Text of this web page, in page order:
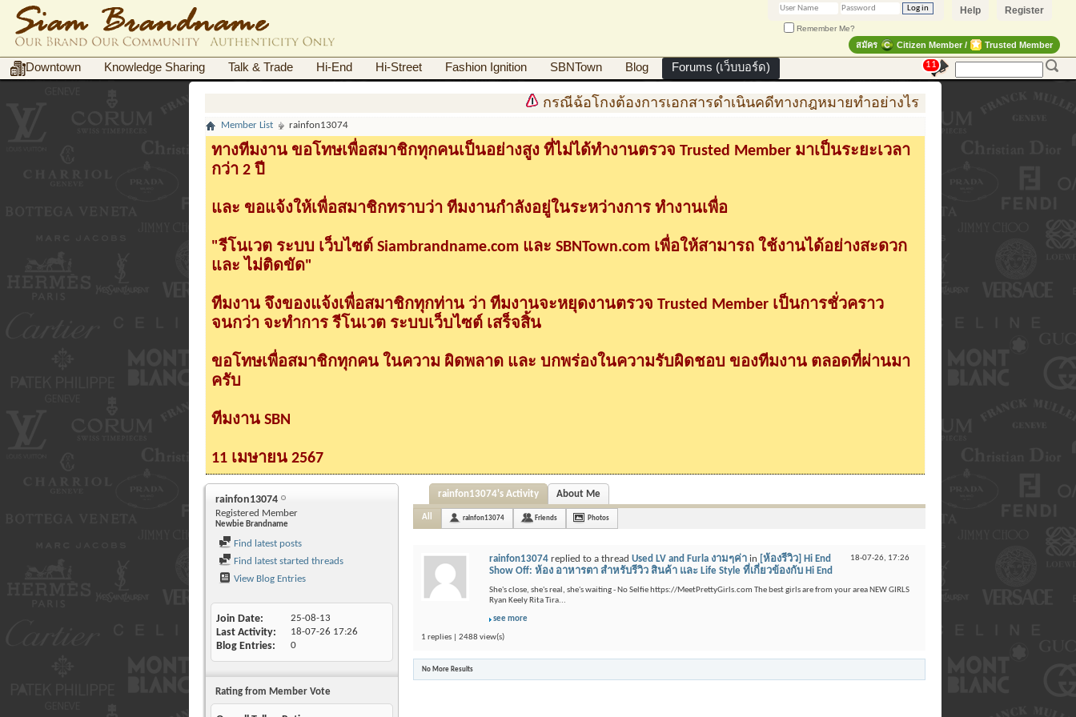
Register
Help
Remember Me?
สมัคร Citizen Member / Trusted Member
Downtown Knowledge Sharing Talk & Trade Hi-End Hi-Street Fashion Ignition SBNTown Blog Forums (เว็บบอร์ด) 11
กรณีฉ้อโกงต้องการเอกสารดำเนินคดีทางกฎหมายทำอย่างไร
Member List rainfon13074
ทางทีมงาน ขอโทษเพื่อสมาชิกทุกคนเป็นอย่างสูง ที่ไม่ได้ทำงานตรวจ Trusted Member มาเป็นระยะเวลา
กว่า 2 ปี
และ ขอแจ้งให้เพื่อสมาชิกทราบว่า ทีมงานกำลังอยู่ในระหว่างการ ทำงานเพื่อ
"รีโนเวต ระบบ เว็บไซต์ Siambrandname.com และ SBNTown.com เพื่อให้สามารถ ใช้งานได้อย่างสะดวก
และ ไม่ติดขัด"
ทีมงาน จึงของแจ้งเพื่อสมาชิกทุกท่าน ว่า ทีมงานจะหยุดงานตรวจ Trusted Member เป็นการชั่วคราว
จนกว่า จะทำการ รีโนเวต ระบบเว็บไซต์ เสร็จสิ้น
ขอโทษเพื่อสมาชิกทุกคน ในความ ผิดพลาด และ บกพร่องในความรับผิดชอบ ของทีมงาน ตลอดที่ผ่านมา
ครับ
ทีมงาน SBN
11 เมษายน 2567
rainfon13074
Registered Member
Newbie Brandname
Find latest posts
Find latest started threads
View Blog Entries
Join Date 25-08-13
Last Activity 18-07-26 17:26
Blog Entries 0
Rating from Member Vote
rainfon13074's Activity About Me
All rainfon13074 Friends Photos
18-07-26, 17:26
rainfon13074replied to a thread Used LV and Furla งามๆค่าin [ห้องรีวิว] Hi End
Show Off: ห้อง อาหารตา สำหรับรีวิว สินค้า และ Life Style ที่เกี่ยวข้องกับ Hi End
She's close, she's real, she's waiting - No Selfie https://MeetPrettyGirls.com The best girls are from your area NEW GIRLS
Ryan Keely Rita Tira...
see more
1 replies | 2488 view(s)
No More Results